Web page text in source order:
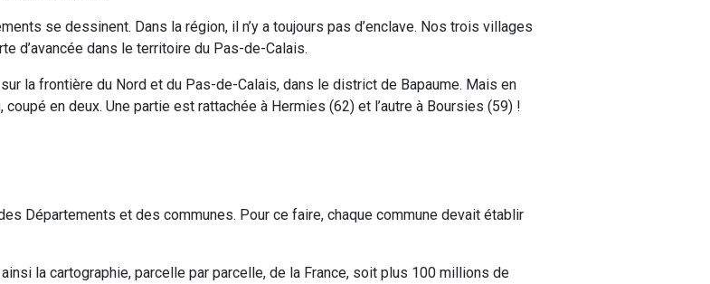
se dessinent. Dans la région, il n’y a toujours pas d’enclave. Nos trois villages
d’avancée dans le territoire du Pas-de-Calais.
la frontière du Nord et du Pas-de-Calais, dans le district de Bapaume. Mais en
en deux. Une partie est rattachée à Hermies (62) et l’autre à Boursies (59) !
Départements et des communes. Pour ce faire, chaque commune devait établir
la cartographie, parcelle par parcelle, de la France, soit plus 100 millions de